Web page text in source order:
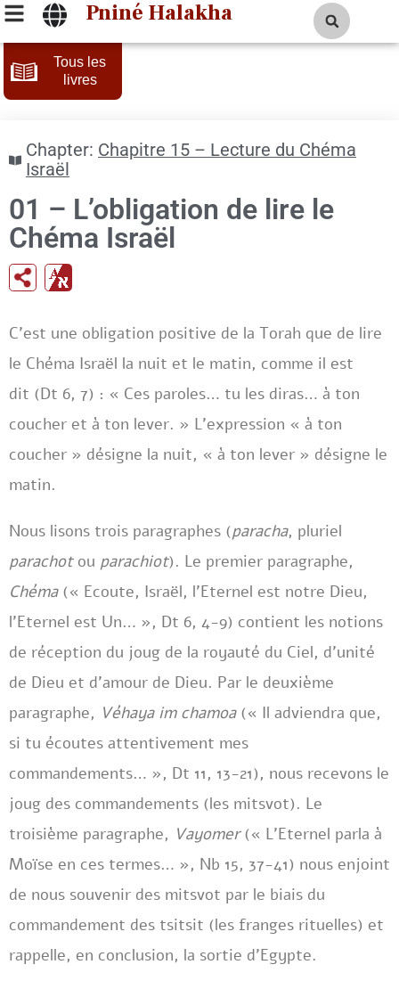
Pniné Halakha
Tous les
livres
Chapter: Chapitre 15 – Lecture du Chéma
Israël
01 – L’obligation de lire le
Chéma Israël
C’est une obligation positive de la Torah que de lire
le Chéma Israël la nuit et le matin, comme il est
dit (Dt 6, 7) : « Ces paroles… tu les diras… à ton
coucher et à ton lever. » L’expression « à ton
coucher » désigne la nuit, « à ton lever » désigne le
matin.
Nous lisons trois paragraphes (paracha, pluriel
parachot ou parachiot). Le premier paragraphe,
Chéma(« Ecoute, Israël, l’Eternel est notre Dieu,
l’Eternel est Un… », Dt 6, 4-9) contient les notions
de réception du joug de la royauté du Ciel, d’unité
de Dieu et d’amour de Dieu. Par le deuxième
paragraphe, Véhaya im chamoa(« Il adviendra que,
si tu écoutes attentivement mes
commandements… », Dt 11, 13-21), nous recevons le
joug des commandements (les mitsvot). Le
troisième paragraphe, Vayomer(« L’Eternel parla à
Moïse en ces termes… », Nb 15, 37-41) nous enjoint
de nous souvenir des mitsvot par le biais du
commandement des tsitsit (les franges rituelles) et
rappelle, en conclusion, la sortie d’Egypte.